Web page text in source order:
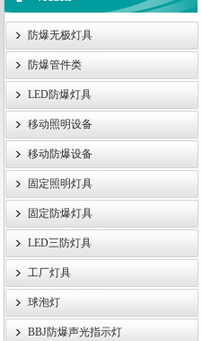
浙江旗本电气有限公司
防爆无极灯具
防爆管件类
LED防爆灯具
移动照明设备
移动防爆设备
固定照明灯具
固定防爆灯具
LED三防灯具
工厂灯具
球泡灯
BBJ防爆声光指示灯